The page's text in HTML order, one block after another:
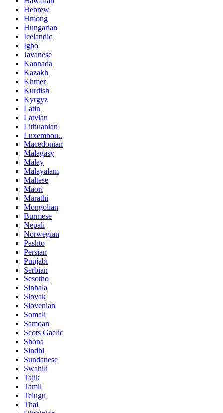
Hebrew
Hmong
Hungarian
Icelandic
Igbo
Javanese
Kannada
Kazakh
Khmer
Kurdish
Kyrgyz
Latin
Latvian
Lithuanian
Luxembou..
Macedonian
Malagasy
Malay
Malayalam
Maltese
Maori
Marathi
Mongolian
Burmese
Nepali
Norwegian
Pashto
Persian
Punjabi
Serbian
Sesotho
Sinhala
Slovak
Slovenian
Somali
Samoan
Scots Gaelic
Shona
Sindhi
Sundanese
Swahili
Tajik
Tamil
Telugu
Thai